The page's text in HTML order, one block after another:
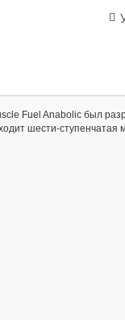
Fuel Anabolic был
шести-ступенчатая